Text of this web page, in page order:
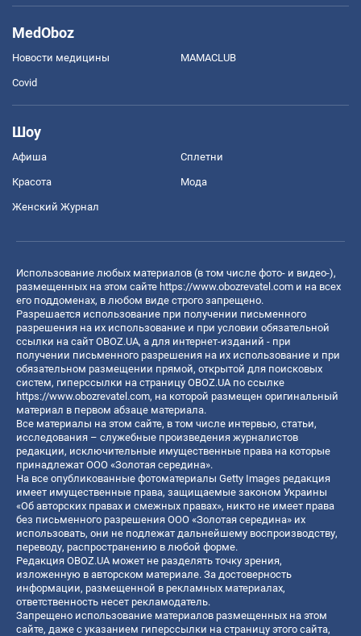
MedOboz
Новости медицины MAMACLUB
Covid
Шоу
Афиша Сплетни
Красота Мода
Женский Журнал
Использование любых материалов (в том числе фото- и видео-),
размещенных на этом сайте https://www.obozrevatel.com и на всех
его поддоменах, в любом виде строго запрещено.
Разрешается использование при получении письменного
разрешения на их использование и при условии обязательной
ссылки на сайт OBOZ.UA, а для интернет-изданий - при
получении письменного разрешения на их использование и при
обязательном размещении прямой, открытой для поисковых
систем, гиперссылки на страницу OBOZ.UA по ссылке
https://www.obozrevatel.com, на которой размещен оригинальный
материал в первом абзаце материала.
Все материалы на этом сайте, в том числе интервью, статьи,
исследования – служебные произведения журналистов
редакции, исключительные имущественные права на которые
принадлежат ООО «Золотая середина».
На все опубликованные фотоматериалы Getty Images редакция
имеет имущественные права, защищаемые законом Украины
«Об авторских правах и смежных правах», никто не имеет права
без письменного разрешения ООО «Золотая середина» их
использовать, они не подлежат дальнейшему воспроизводству,
переводу, распространению в любой форме.
Редакция OBOZ.UA может не разделять точку зрения,
изложенную в авторском материале. За достоверность
информации, размещенной в рекламных материалах,
ответственность несет рекламодатель.
Запрещено использование материалов размещенных на этом
сайте, даже с указанием гиперссылки на страницу этого сайта,